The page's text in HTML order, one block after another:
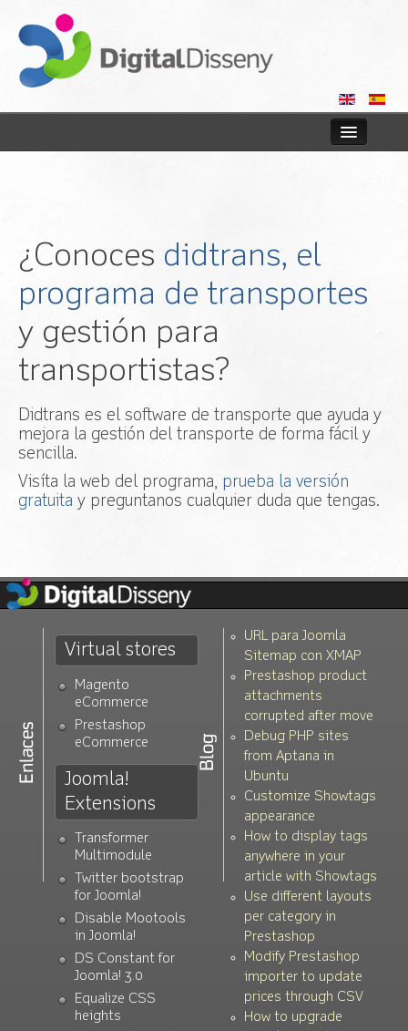
Blog
Contact us
¿Conoces didtrans, el
programa de transportes
y gestión para
transportistas?
Didtrans es el software de transporte que ayuda y
mejora la gestión del transporte de forma fácil y
sencilla.
Visíta la web del programa, prueba la versión
gratuita y preguntanos cualquier duda que tengas.
Virtual stores
Magento
eCommerce
Prestashop
eCommerce
Joomla!
Extensions
Transformer
Multimodule
Twitter bootstrap
for Joomla!
Disable Mootools
in Joomla!
DS Constant for
Joomla! 3.0
Equalize CSS
heights
URL para Joomla
Sitemap con XMAP
Prestashop product
attachments
corrupted after move
Debug PHP sites
from Aptana in
Ubuntu
Customize Showtags
appearance
How to display tags
anywhere in your
article with Showtags
Use different layouts
per category in
Prestashop
Modify Prestashop
importer to update
prices through CSV
How to upgrade